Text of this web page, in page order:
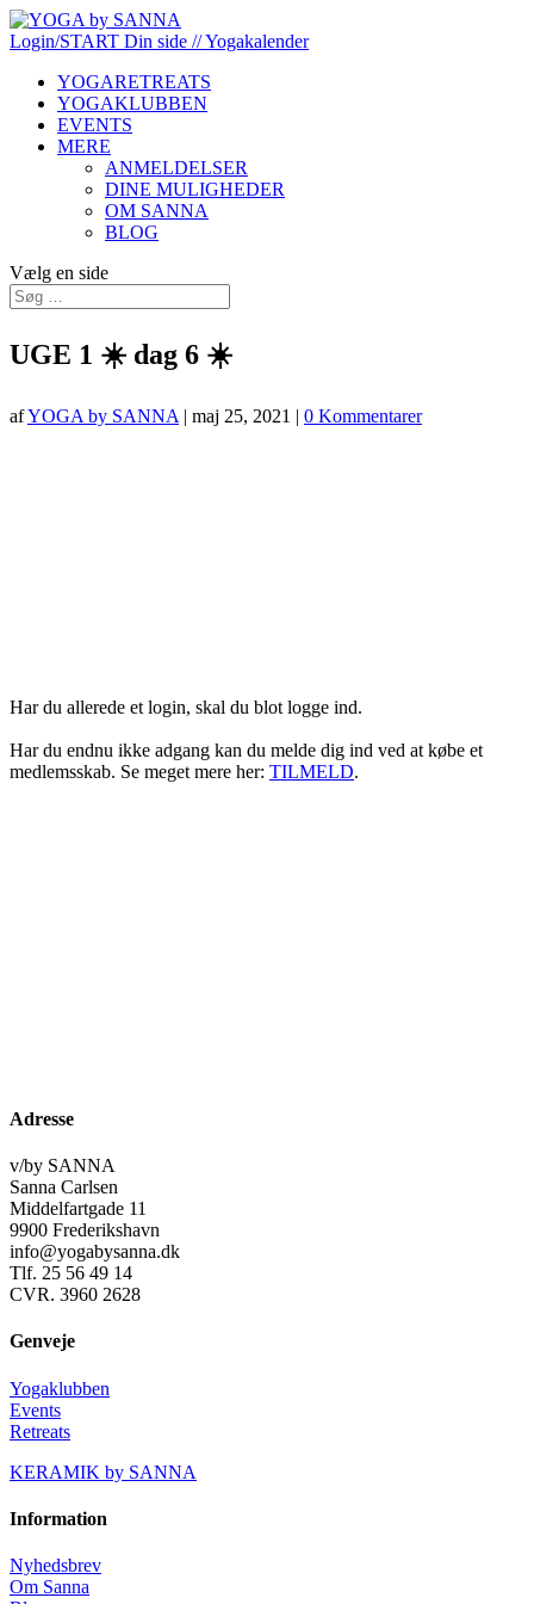
Login/START Din side // Yogakalender
YOGARETREATS
YOGAKLUBBEN
EVENTS
MERE
ANMELDELSER
DINE MULIGHEDER
OM SANNA
BLOG
Vælg en side
UGE 1 ☀️ dag 6 ☀️
afYOGA by SANNA | maj 25, 2021 | 0 Kommentarer
Har du allerede et login, skal du blot logge ind.
Har du endnu ikke adgang kan du melde dig ind ved at købe et
medlemsskab. Se meget mere her: TILMELD.
Adresse
v/by SANNA
Sanna Carlsen
Middelfartgade 11
9900 Frederikshavn
info@yogabysanna.dk
Tlf. 25 56 49 14
CVR. 3960 2628
Genveje
Yogaklubben
Events
Retreats
KERAMIK by SANNA
Information
Nyhedsbrev
Om Sanna